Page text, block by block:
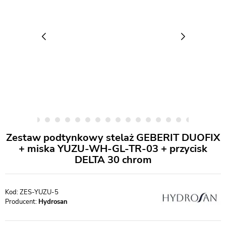
Zestaw podtynkowy stelaż GEBERIT DUOFIX
+ miska YUZU-WH-GL-TR-03 + przycisk
DELTA 30 chrom
ZES-YUZU-5
Producent: Hydrosan